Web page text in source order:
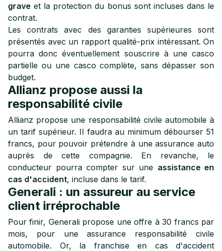
grave et la protection du bonus sont incluses dans le
contrat.
Les contrats avec des garanties supérieures sont
présentés avec un rapport qualité-prix intéressant. On
pourra donc éventuellement souscrire à une casco
partielle ou une casco complète, sans dépasser son
budget.
Allianz propose aussi la
responsabilité civile
Allianz propose une responsabilité civile automobile à
un tarif supérieur. Il faudra au minimum débourser 51
francs, pour pouvoir prétendre à une assurance auto
auprès de cette compagnie. En revanche, le
conducteur pourra compter sur une assistance en
cas d'accident, incluse dans le tarif.
Generali : un assureur au service
client irréprochable
Pour finir, Generali propose une offre à 30 francs par
mois, pour une assurance responsabilité civile
automobile. Or, la franchise en cas d'accident